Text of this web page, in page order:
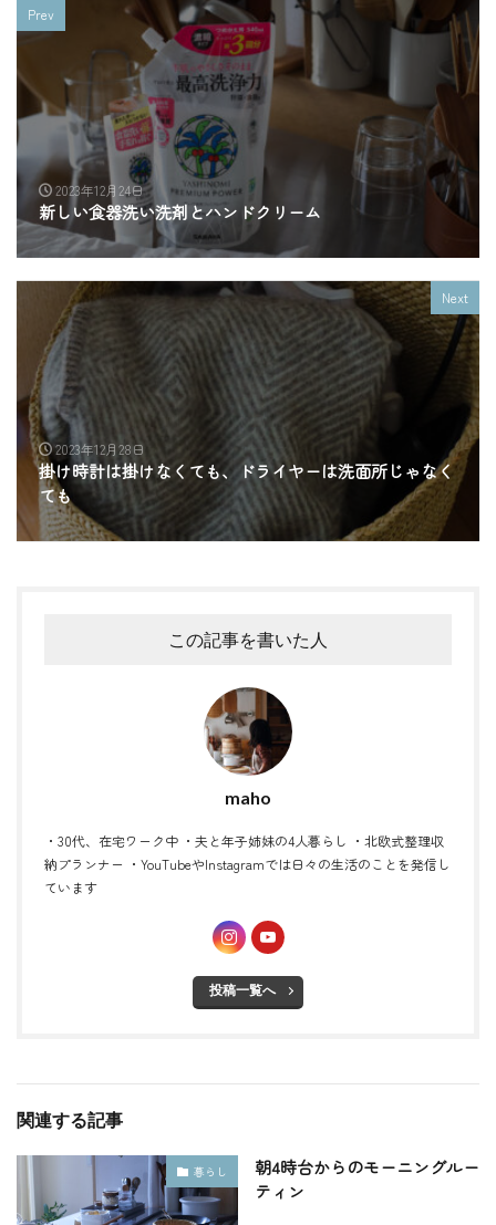
Prev
2023年12月24日
新しい食器洗い洗剤とハンドクリーム
Next
2023年12月28日
掛け時計は掛けなくても、ドライヤーは洗面所じゃなく
ても
この記事を書いた人
maho
・30代、在宅ワーク中 ・夫と年子姉妹の4人暮らし ・北欧式整理収
納プランナー ・YouTubeやInstagramでは日々の生活のことを発信し
ています
投稿一覧へ
関連する記事
暮らし
朝4時台からのモーニングルー
ティン